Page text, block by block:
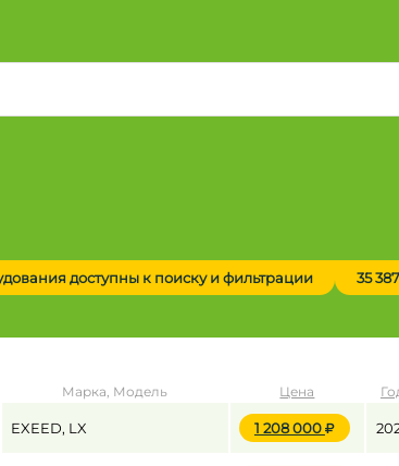
доступны к поиску и фильтрации 35
Марка, Модель Цена
EXEED, LX 1 208 000